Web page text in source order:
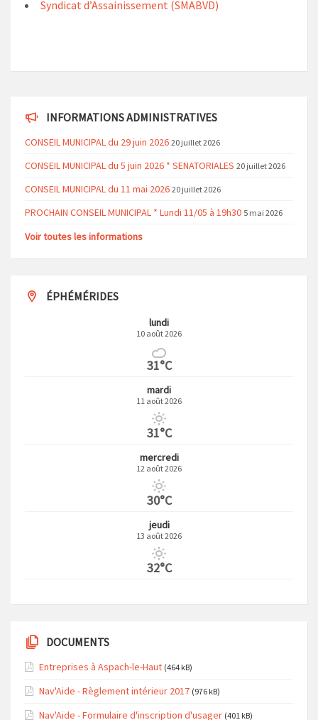
Syndicat d’Assainissement (SMABVD)
INFORMATIONS ADMINISTRATIVES
CONSEIL MUNICIPAL du 29 juin 2026 20 juillet 2026
CONSEIL MUNICIPAL du 5 juin 2026 * SENATORIALES 20 juillet 2026
CONSEIL MUNICIPAL du 11 mai 2026 20 juillet 2026
PROCHAIN CONSEIL MUNICIPAL * Lundi 11/05 à 19h30 5 mai 2026
Voir toutes les informations
ÉPHÉMÉRIDES
lundi
10 août 2026
31°C
mardi
11 août 2026
31°C
mercredi
12 août 2026
30°C
jeudi
13 août 2026
32°C
DOCUMENTS
Entreprises à Aspach-le-Haut (464 kB)
Nav'Aide - Règlement intérieur 2017 (976 kB)
Nav'Aide - Formulaire d'inscription d'usager (401 kB)